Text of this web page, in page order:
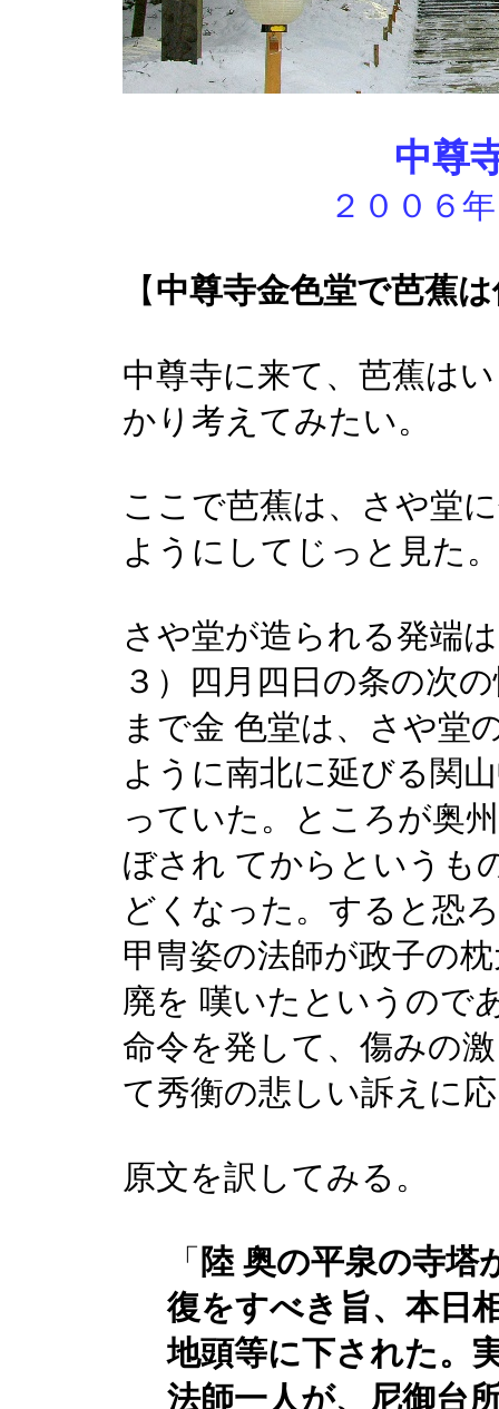
中尊
２００６
【中尊寺金色堂で芭蕉
中尊寺に来て、芭蕉は
かり考えてみたい。
ここで芭蕉は、さや堂
ようにしてじっと見た。
さや堂が造られる発端
３）四月四日の条の次
まで金 色堂は、さや堂
ように南北に延びる関
っていた。ところが奥
ぼされ てからというも
どくなった。すると恐
甲冑姿の法師が政子の
廃を 嘆いたというので
命令を発して、傷みの
て秀衡の悲しい訴えに
原文を訳してみる。
「 陸 奥の平泉の寺塔
復をすべき旨、本日
地頭等に下された。
法師一人が、尼御台